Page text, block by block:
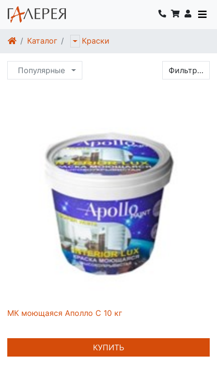
Каталог Краски
Популярные Фильтр…
МК моющаяся Аполло С 10 кг
КУПИТЬ